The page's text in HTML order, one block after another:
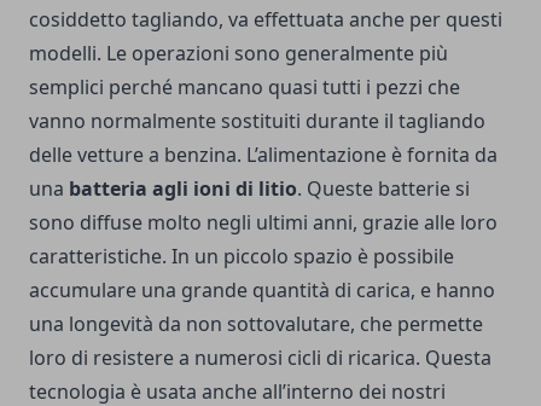
cosiddetto tagliando, va effettuata anche per questi
modelli. Le operazioni sono generalmente più
semplici perché mancano quasi tutti i pezzi che
vanno normalmente sostituiti durante il tagliando
delle vetture a benzina. L’alimentazione è fornita da
una batteria agli ioni di litio. Queste batterie si
sono diffuse molto negli ultimi anni, grazie alle loro
caratteristiche. In un piccolo spazio è possibile
accumulare una grande quantità di carica, e hanno
una longevità da non sottovalutare, che permette
loro di resistere a numerosi cicli di ricarica. Questa
tecnologia è usata anche all’interno dei nostri